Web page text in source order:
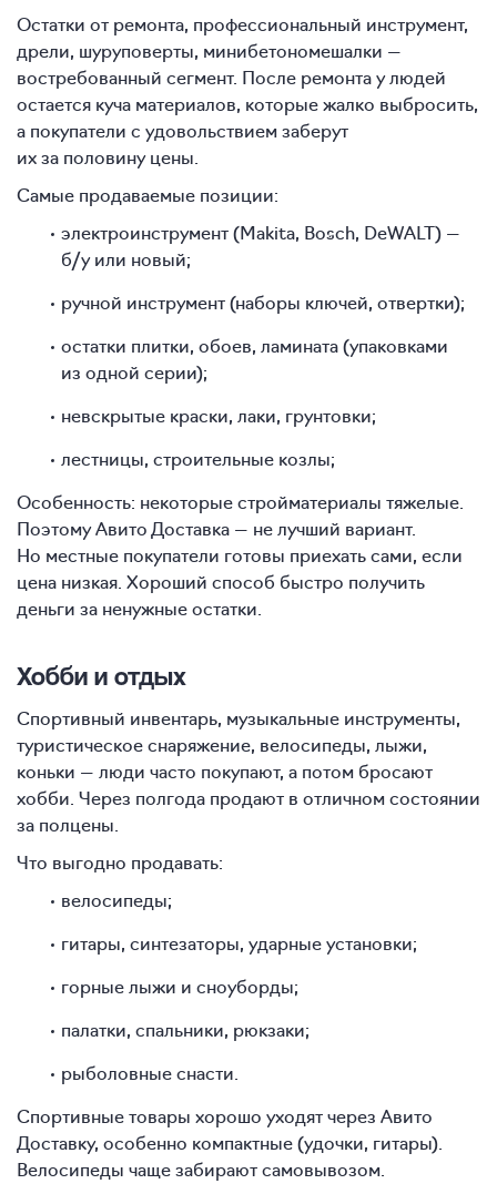
Остатки от ремонта, профессиональный инструмент,
дрели, шуруповерты, минибетономешалки —
востребованный сегмент. После ремонта у людей
остается куча материалов, которые жалко выбросить,
а покупатели с удовольствием заберут
их за половину цены.
Самые продаваемые позиции:
электроинструмент (Makita, Bosch, DeWALT) —
б/у или новый;
ручной инструмент (наборы ключей, отвертки);
остатки плитки, обоев, ламината (упаковками
из одной серии);
невскрытые краски, лаки, грунтовки;
лестницы, строительные козлы;
Особенность: некоторые стройматериалы тяжелые.
Поэтому Авито Доставка — не лучший вариант.
Но местные покупатели готовы приехать сами, если
цена низкая. Хороший способ быстро получить
деньги за ненужные остатки.
Хобби и отдых
Спортивный инвентарь, музыкальные инструменты,
туристическое снаряжение, велосипеды, лыжи,
коньки — люди часто покупают, а потом бросают
хобби. Через полгода продают в отличном состоянии
за полцены.
Что выгодно продавать:
велосипеды;
гитары, синтезаторы, ударные установки;
горные лыжи и сноуборды;
палатки, спальники, рюкзаки;
рыболовные снасти.
Спортивные товары хорошо уходят через Авито
Доставку, особенно компактные (удочки, гитары).
Велосипеды чаще забирают самовывозом.